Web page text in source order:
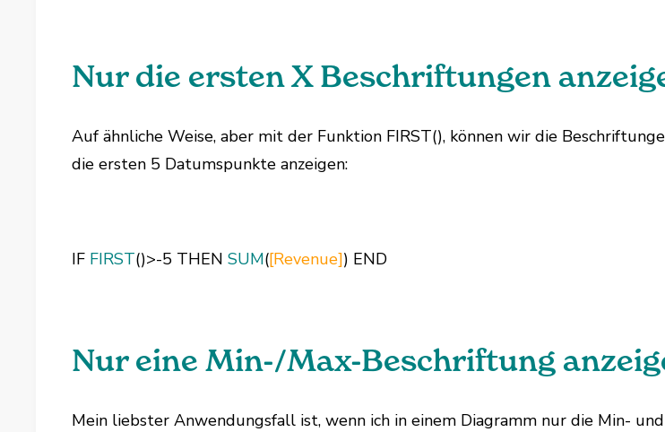
Nur die ersten X Beschriftungen
Auf ähnliche Weise, aber mit der Funktion FIRST(), können wir die
die ersten 5 Datumspunkte anzeigen:
IF FIRST()>-5 THENSUM([Revenue]) END
Nur eine Min-/Max-Beschriftung
Mein liebster Anwendungsfall ist, wenn ich in einem Diagramm nur die Min-